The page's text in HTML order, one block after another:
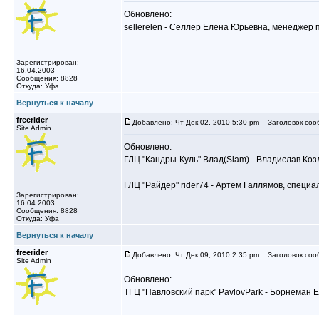
Зарегистрирован:
16.04.2003
Сообщения: 8828
Откуда: Уфа
Обновлено:
sellerelen - Селлер Елена Юрьевна, менеджер
Вернуться к началу
freerider
Site Admin
Зарегистрирован:
16.04.2003
Сообщения: 8828
Откуда: Уфа
Добавлено: Чт Дек 02, 2010 5:30 pm Заголовок
Обновлено:
ГЛЦ "Кандры-Куль" Влад(Slam) - Владислав
ГЛЦ "Райдер" rider74 - Артем Галлямов,
Вернуться к началу
freerider
Site Admin
Добавлено: Чт Дек 09, 2010 2:35 pm Заголовок
Обновлено:
ТГЦ "Павловский парк" PavlovPark - Борнеман